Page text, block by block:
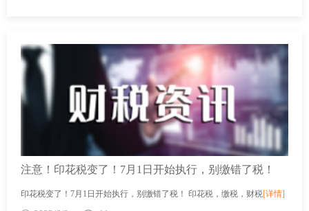
注意！印花税变了！7月1日开始执行，别缴错了税！
印花税变了！7月1日开始执行，别缴错了税！ 印花税，缴税，财税[详情]